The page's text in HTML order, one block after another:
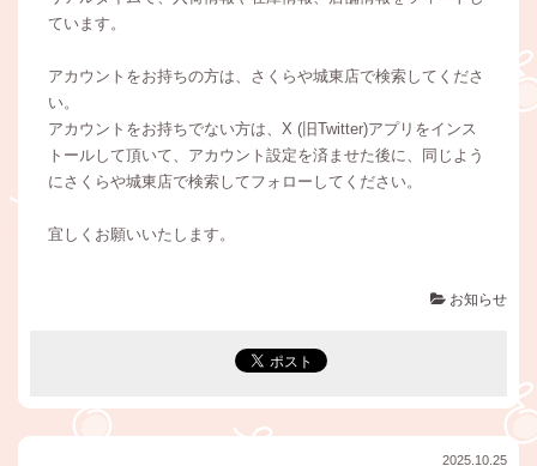
ています。
アカウントをお持ちの方は、さくらや城東店で検索してくださ
い。
アカウントをお持ちでない方は、X (旧Twitter)アプリをインス
トールして頂いて、アカウント設定を済ませた後に、同じよう
にさくらや城東店で検索してフォローしてください。
宜しくお願いいたします。
お知らせ
2025.10.25